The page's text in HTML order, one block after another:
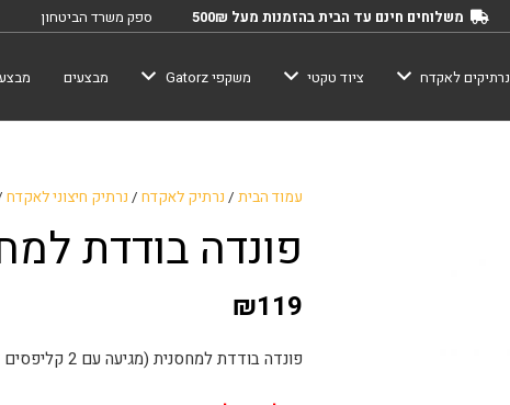
משלוחים חינם עד הבית בהזמנות מעל 500₪ ספק משרד הביטחון
נרתיקים לאקדח ציוד טקטי משקפי Gatorz מבצעים
עמוד הבית/ נרתיק לאקדח/ נרתיק חיצוני לאקדח/
פונדה בודדת
₪119
פונדה בודדת למחסנית (מגיעה עם 2 קליפסים לחגורה בגדלים שונים).